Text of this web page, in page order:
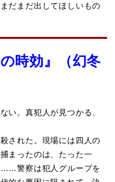
だまだ出してほしいもの
時効』（幻冬
い。真犯人が見つかる、
された。現場には四人の
まったのは、たった一
……警察は犯人グループを